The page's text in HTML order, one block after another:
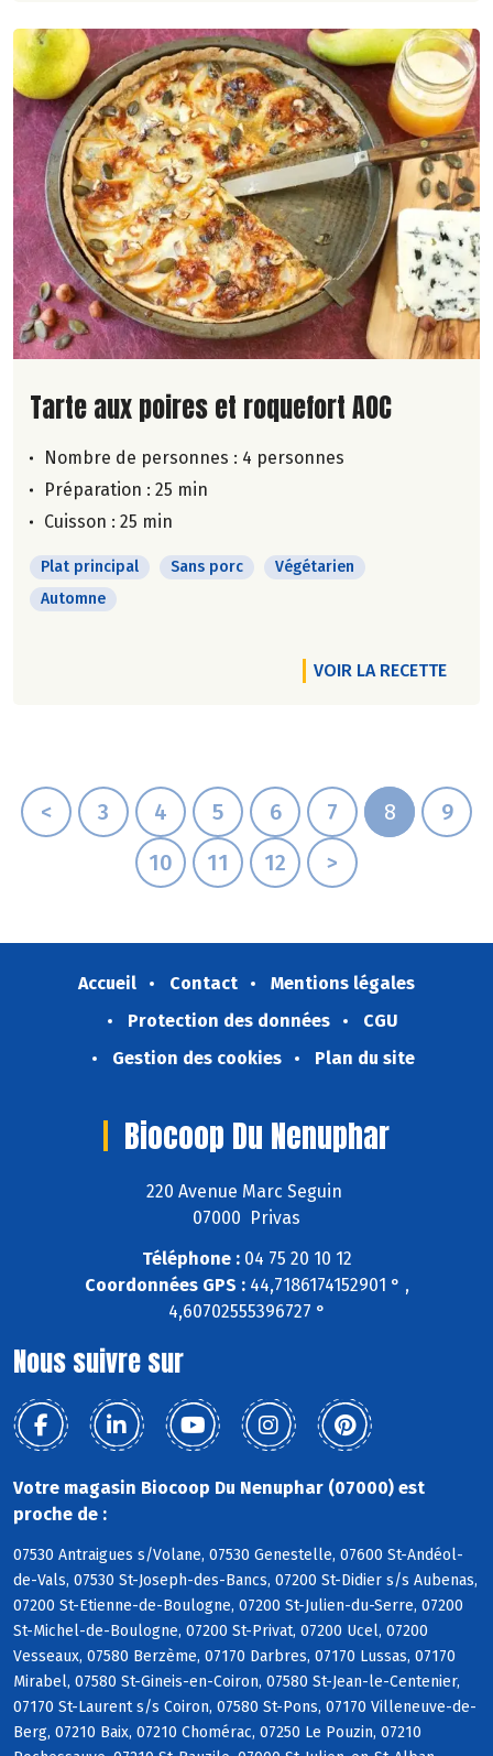
Lire la suite de la recette
Tarte aux poires et roquefort AOC
Nombre de personnes : 4 personnes
Préparation : 25 min
Cuisson : 25 min
Plat principal Sans porc
Végétarien
Automne
VOIR LA RECETTE
< 3 4 5 6 7 8
9
10
11 12 >
Accueil Contact
Mentions légales
Protection des données
CGU
Gestion des cookies
Plan du site
Biocoop Du Nenuphar
220 Avenue Marc Seguin
07000 Privas
Téléphone :04 75 20 10 12
Coordonnées GPS :44,7186174152901 ° ,
4,60702555396727 °
Nous suivre sur
Votre magasin Biocoop Du Nenuphar (07000) est
proche de :
07530 Antraigues s/Volane, 07530 Genestelle, 07600 St-Andéol-
de-Vals, 07530 St-Joseph-des-Bancs, 07200 St-Didier s/s Aubenas,
07200 St-Etienne-de-Boulogne, 07200 St-Julien-du-Serre, 07200
St-Michel-de-Boulogne, 07200 St-Privat, 07200 Ucel, 07200
Vesseaux, 07580 Berzème, 07170 Darbres, 07170 Lussas, 07170
Mirabel, 07580 St-Gineis-en-Coiron, 07580 St-Jean-le-Centenier,
07170 St-Laurent s/s Coiron, 07580 St-Pons, 07170 Villeneuve-de-
Berg, 07210 Baix, 07210 Chomérac, 07250 Le Pouzin, 07210